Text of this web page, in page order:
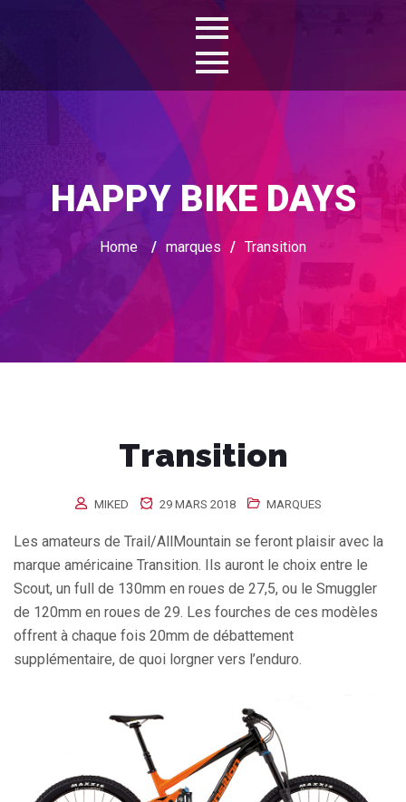
HAPPY BIKE DAYS
Home / marques / Transition
Transition
MIKED 29 MARS 2018 MARQUES
Les amateurs de Trail/AllMountain se feront plaisir avec la
marque américaine Transition. Ils auront le choix entre le
Scout, un full de 130mm en roues de 27,5, ou le Smuggler
de 120mm en roues de 29. Les fourches de ces modèles
offrent à chaque fois 20mm de débattement
supplémentaire, de quoi lorgner vers l’enduro.